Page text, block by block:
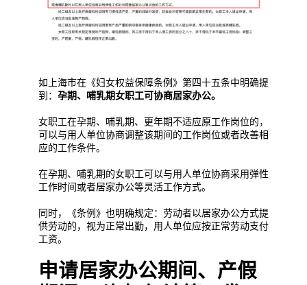
如上海市在《妇女权益保障条例》第四十五条中明确提
到： 孕期、哺乳期女职工可协商居家办公。
女职工在孕期、哺乳期、更年期不适应原工作岗位的，
可以与用人单位协商调整该期间的工作岗位或者改善相
应的工作条件。
在孕期、哺乳期的女职工可以与用人单位协商采用弹性
工作时间或者居家办公等灵活工作方式。
同时，《条例》也明确规定：劳动者以居家办公方式提
供劳动的，视为正常出勤，用人单位应按正常劳动支付
工资。
申请居家办公期间、产假